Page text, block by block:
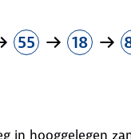
55 18
in hooggelegen